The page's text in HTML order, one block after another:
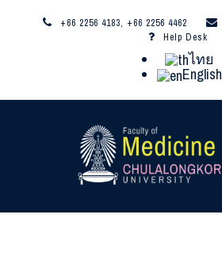
+66 2256 4183, +66 2256 4462
Help Desk
ไทย
English